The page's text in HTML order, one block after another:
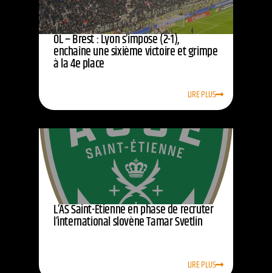
OL – Brest : Lyon s’impose (2-1),
enchaîne une sixième victoire et grimpe
à la 4e place
LIRE PLUS
L’AS Saint-Étienne en phase de recruter
l’international slovène Tamar Svetlin
LIRE PLUS